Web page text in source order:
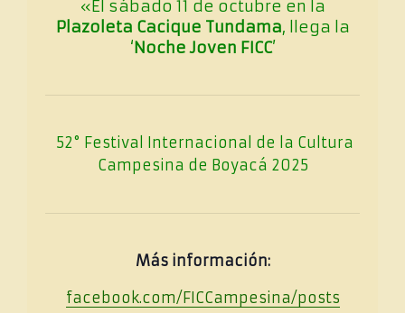
«El sábado 11 de octubre en la
Plazoleta Cacique Tundama, llega la
‘Noche Joven FICC’
52° Festival Internacional de la Cultura
Campesina de Boyacá 2025
Más información:
facebook.com/FICCampesina/posts